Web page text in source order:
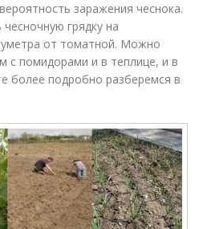
заражения чеснока.
грядку на
от томатной. Можно
с помидорами и в теплице, и в
более подробно разберемся в